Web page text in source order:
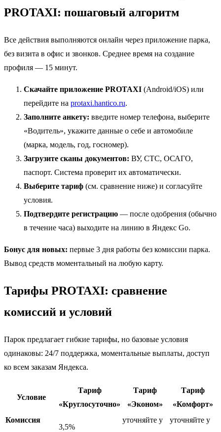
PROTAXI: пошаговый алгоритм
Все действия выполняются онлайн через приложение парка,
без визита в офис и звонков. Среднее время на создание
профиля — 15 минут.
Скачайте приложение PROTAXI (Android/iOS) или
перейдите на protaxi.hantico.ru.
Заполните анкету: введите номер телефона, выберите
«Водитель», укажите данные о себе и автомобиле
(марка, модель, год, госномер).
Загрузите сканы документов: ВУ, СТС, ОСАГО,
паспорт. Система проверит их автоматически.
Выберите тариф (см. сравнение ниже) и согласуйте
условия.
Подтвердите регистрацию — после одобрения (обычно
в течение часа) выходите на линию в Яндекс Go.
Бонус для новых: первые 3 дня работы без комиссии парка.
Вывод средств моментальный на любую карту.
Тарифы PROTAXI: сравнение
комиссий и условий
Парок предлагает гибкие тарифы, но базовые условия
одинаковы: 24/7 поддержка, моментальные выплаты, доступ
ко всем заказам Яндекса.
Условие
Тариф
«Круглосуточно»
Тариф
«Эконом»
Тариф
«Комфорт»
Комиссия
3,5%
уточняйте у
уточняйте у